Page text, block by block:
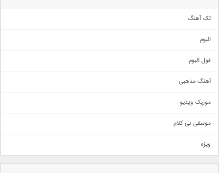
تک آهنگ
اجتماعی
حماسی
سنتی
اهنگ بندرعباسی
دمو
مذهبی
البوم
فول البوم
آهنگ مذهبی
موزیک ویدیو
موسقی بی کلام
ویژه